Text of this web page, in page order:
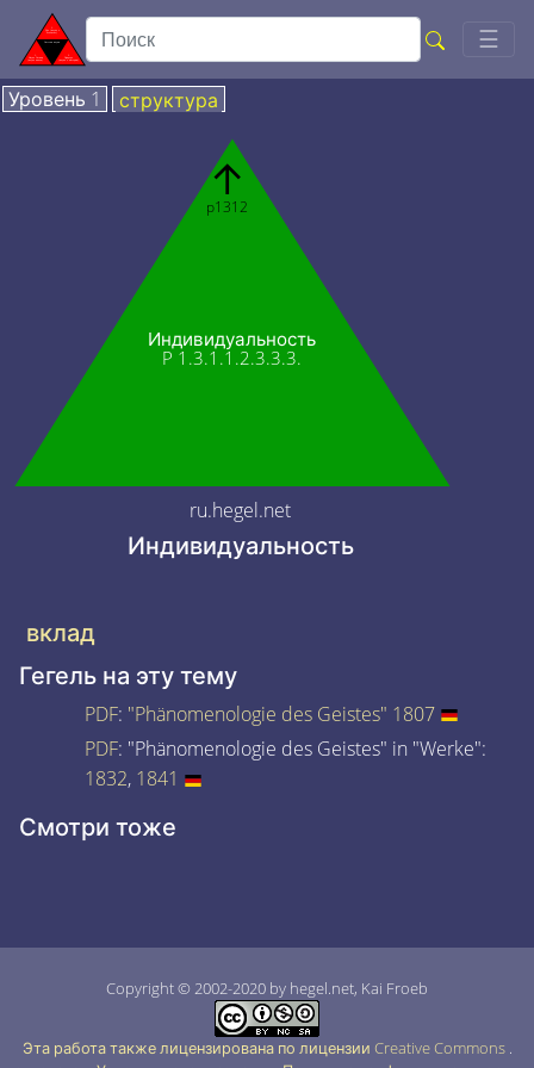
☰
Уровень 1 структура
Индивидуальность
P 1.3.1.1.2.3.3.3.
↑
p1312
ru.hegel.net
Индивидуальность
вклад
Гегель на эту тему
PDF: "Phänomenologie des Geistes" 1807
PDF: "Phänomenologie des Geistes" in "Werke":
1832, 1841
Смотри тоже
Copyright © 2002-2020 by hegel.net, Kai Froeb
Эта работа также лицензирована по лицензии Creative Commons .